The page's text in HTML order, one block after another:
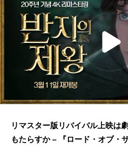
リマスター版リバイバル上映は
もたらすか – 『ロード・オブ・